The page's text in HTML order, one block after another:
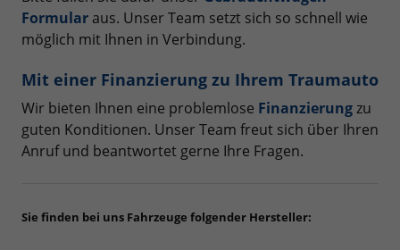
Formular aus. Unser Team setzt sich so schnell wie
möglich mit Ihnen in Verbindung.
Mit einer Finanzierung zu Ihrem Traumauto
Wir bieten Ihnen eine problemlose Finanzierungzu
guten Konditionen. Unser Team freut sich über Ihren
Anruf und beantwortet gerne Ihre Fragen.
Sie finden bei uns Fahrzeuge folgender Hersteller: